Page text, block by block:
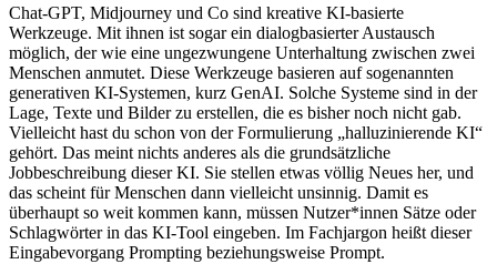
Chat-GPT, Midjourney und Co sind kreative KI-basierte
Werkzeuge. Mit ihnen ist sogar ein dialogbasierter Austausch
möglich, der wie eine ungezwungene Unterhaltung zwischen zwei
Menschen anmutet. Diese Werkzeuge basieren auf sogenannten
generativen KI-Systemen, kurz GenAI. Solche Systeme sind in der
Lage, Texte und Bilder zu erstellen, die es bisher noch nicht gab.
Vielleicht hast du schon von der Formulierung „halluzinierende KI“
gehört. Das meint nichts anderes als die grundsätzliche
Jobbeschreibung dieser KI. Sie stellen etwas völlig Neues her, und
das scheint für Menschen dann vielleicht unsinnig. Damit es
überhaupt so weit kommen kann, müssen Nutzer*innen Sätze oder
Schlagwörter in das KI-Tool eingeben. Im Fachjargon heißt dieser
Eingabevorgang Prompting beziehungsweise Prompt.